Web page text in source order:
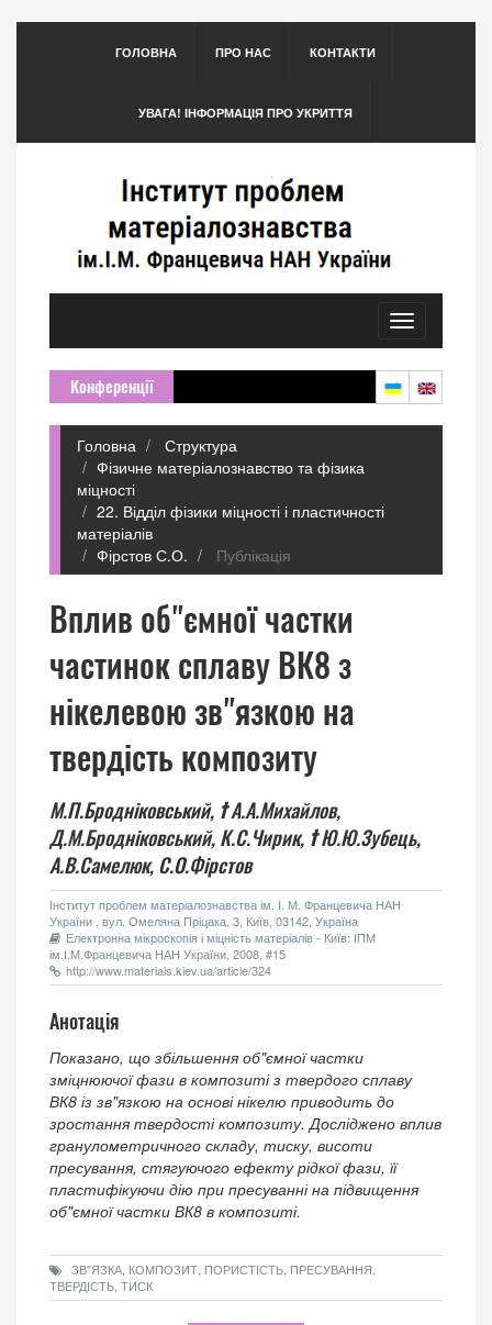
ГОЛОВНА ПРО НАС КОНТАКТИ
УВАГА! ІНФОРМАЦІЯ ПРО УКРИТТЯ
Toggle
navigation
Конференції
Головна
Структура
Фізичне матеріалознавство та фізика
міцності
22. Відділ фізики міцності і пластичності
матеріалів
Фірстов С.О.
Публікація
Вплив об"ємної частки
частинок сплаву ВК8 з
нікелевою зв"язкою на
твердість композиту
М.П.Бродніковський, †А.А.Михайлов,
Д.М.Бродніковський, К.С.Чирик, †Ю.Ю.Зубець,
А.В.Самелюк, С.О.Фірстов
Інститут проблем матеріалознавства ім. І. М. Францевича НАН
України , вул. Омеляна Пріцака, 3, Київ, 03142, Україна
Електронна мікроскопія і міцність матеріалів - Київ: ІПМ
ім.І.М.Францевича НАН України, 2008, #15
http://www.materials.kiev.ua/article/324
Анотація
Показано, що збільшення об"ємної частки
зміцнюючої фази в композиті з твердого сплаву
ВК8 із зв"язкою на основі нікелю приводить до
зростання твердості композиту. Досліджено вплив
гранулометричного складу, тиску, висоти
пресування, стягуючого ефекту рідкої фази, її
пластифікуючи дію при пресуванні на підвищення
об"ємної частки ВК8 в композиті.
ЗВ"ЯЗКА, КОМПОЗИТ, ПОРИСТІСТЬ, ПРЕСУВАННЯ,
ТВЕРДІСТЬ, ТИСК